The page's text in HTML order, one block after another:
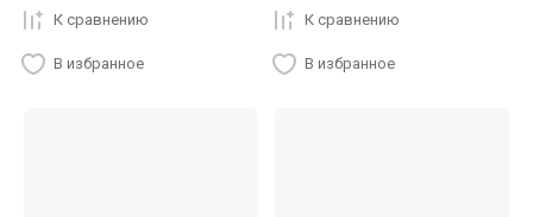
К сравнению
В избранное
К сравнению
В избранное